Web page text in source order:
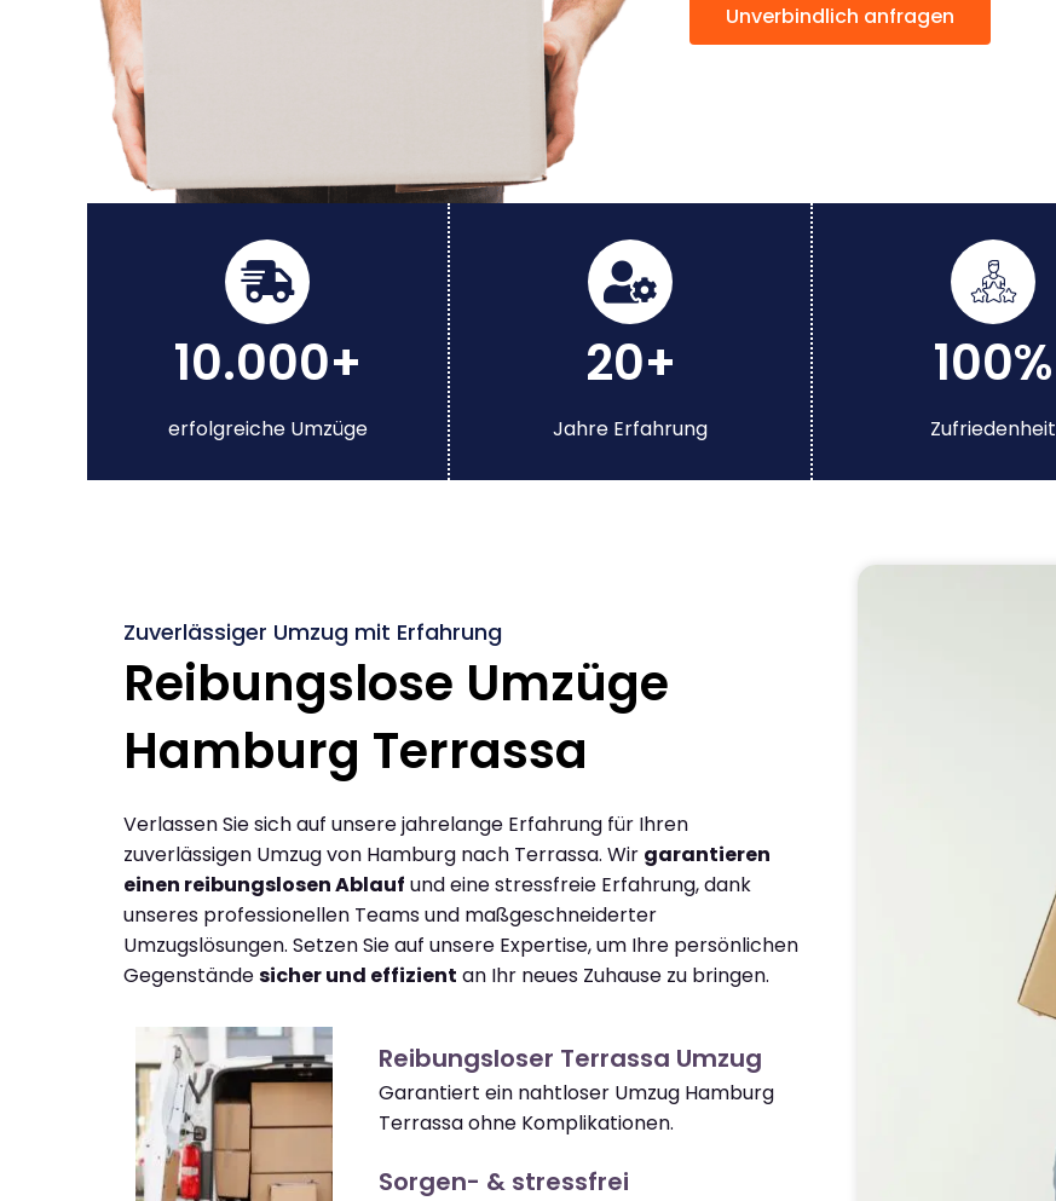
Unverbindlich anfragen
10.000+
erfolgreiche Umzüge
20+
Jahre Erfahrung
100%
Zufriedenheit
Zuverlässiger Umzug mit Erfahrung
Reibungslose Umzüge
Hamburg Terrassa
Verlassen Sie sich auf unsere jahrelange Erfahrung für Ihren
zuverlässigen Umzug von Hamburg nach Terrassa. Wir garantieren
einen reibungslosen Ablauf und eine stressfreie Erfahrung, dank
unseres professionellen Teams und maßgeschneiderter
Umzugslösungen. Setzen Sie auf unsere Expertise, um Ihre persönlichen
Gegenständesicher und effizient an Ihr neues Zuhause zu bringen.
Reibungsloser Terrassa Umzug
Garantiert ein nahtloser Umzug Hamburg
Terrassa ohne Komplikationen.
Sorgen- & stressfrei